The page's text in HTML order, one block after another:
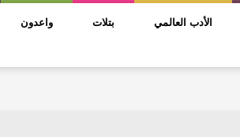
الأدب العالمي بتلات واعدون